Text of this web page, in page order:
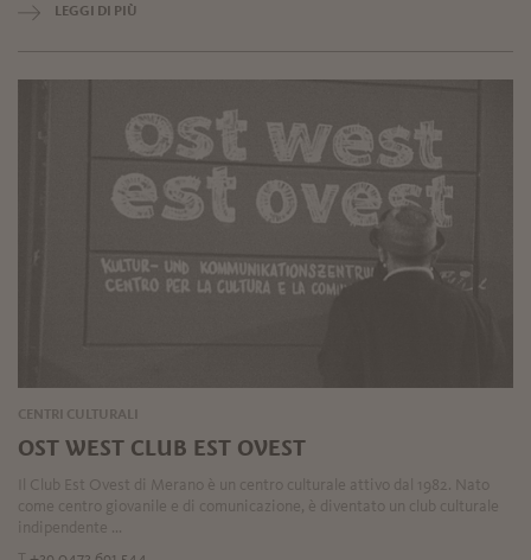
LEGGI DI PIÙ
CENTRI CULTURALI
OST WEST CLUB EST OVEST
Il Club Est Ovest di Merano è un centro culturale attivo dal 1982. Nato
come centro giovanile e di comunicazione, è diventato un club culturale
indipendente ...